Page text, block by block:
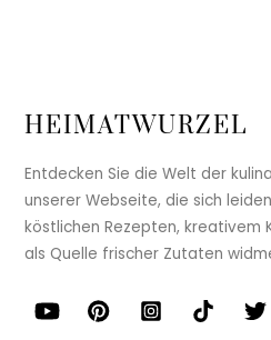
HEIMATWURZEL
Entdecken Sie die Welt der
unserer Webseite, die sich
köstlichen Rezepten, kreativem
als Quelle frischer Zutaten